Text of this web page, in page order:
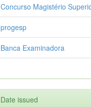
Concurso Magistério
progesp
Banca Examinadora
Date issued